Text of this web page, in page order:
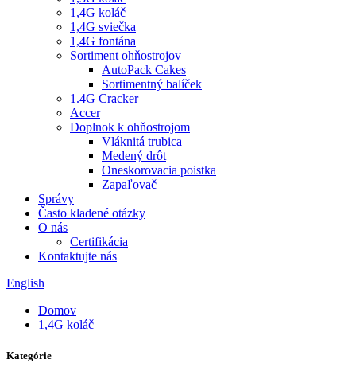
1,4G koláč
1,4G sviečka
1,4G fontána
Sortiment ohňostrojov
AutoPack Cakes
Sortimentný balíček
1.4G Cracker
Accer
Doplnok k ohňostrojom
Vláknitá trubica
Medený drôt
Oneskorovacia poistka
Zapaľovač
Správy
Často kladené otázky
O nás
Certifikácia
Kontaktujte nás
English
Domov
1,4G koláč
Kategórie